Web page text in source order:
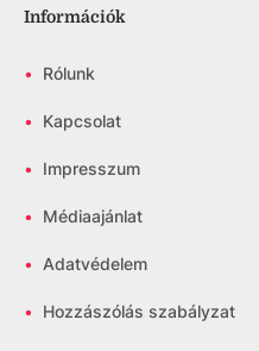
Információk
• Rólunk
• Kapcsolat
• Impresszum
• Médiaajánlat
• Adatvédelem
• Hozzászólás szabályzat